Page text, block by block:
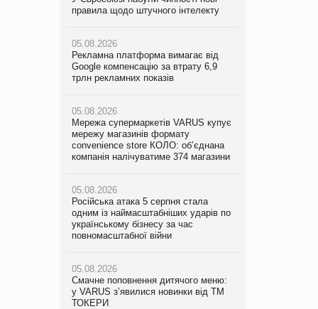
правила щодо штучного інтелекту
05.08.2026
Рекламна платформа вимагає від
Google компенсацію за втрату 6,9
трлн рекламних показів
05.08.2026
Мережа супермаркетів VARUS купує
мережу магазинів формату
convenience store КОЛО: об’єднана
компанія налічуватиме 374 магазини
05.08.2026
Російська атака 5 серпня стала
одним із наймасштабніших ударів по
українському бізнесу за час
повномасштабної війни
05.08.2026
Смачне поповнення дитячого меню:
у VARUS з’явилися новинки від ТМ
ТОКЕРИ
мережу магазинів формату
05.08.2026
Російська атака 5 серпня стала
повномасштабної війни
05.08.2026
Смачне поповнення дитячого меню:
05.08.2026
Сергій Лісунов про заморожені
хлібобулочні вироби на
04.08.2026
Через атаку РФ у Дніпрі пошкоджено
склад шоколаду Millennium
правила щодо штучного інтелекту
05.08.2026
Рекламна платформа вимагає від
Google компенсацію за втрату 6,9
трлн рекламних показів
05.08.2026
Adidas витратила понад $1 млрд на
маркетинг за квартал
рекламі екологічних продуктів
05.08.2026
AstraZeneca обговорює найбільшу